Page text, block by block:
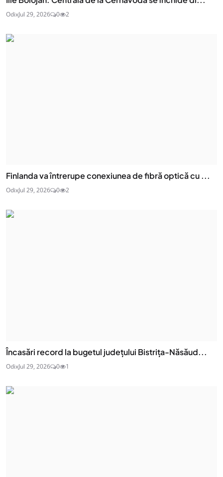
OdixJul 29, 2026 0 2
Finlanda va întrerupe conexiunea de fibră optică cu ...
OdixJul 29, 2026 0 2
Încasări record la bugetul județului Bistrița-Năsăud...
OdixJul 29, 2026 0 1